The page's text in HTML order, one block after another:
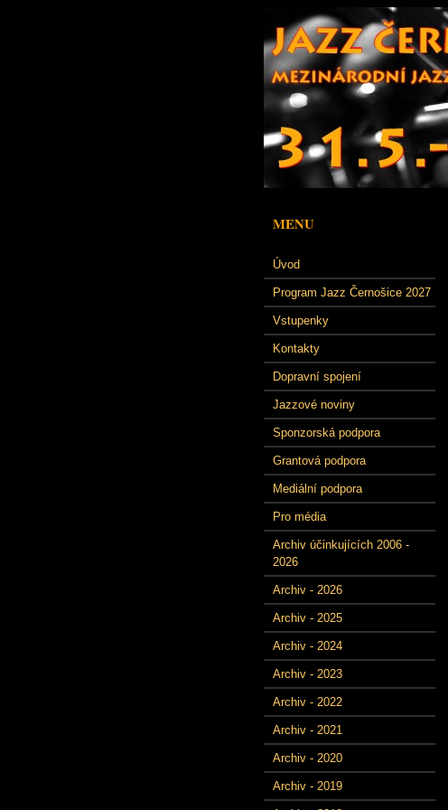
MENU
Úvod
Program Jazz Černošice 2027
Vstupenky
Kontakty
Dopravní spojení
Jazzové noviny
Sponzorská podpora
Grantová podpora
Mediální podpora
Pro média
Archiv účinkujících 2006 -
2026
Archiv - 2026
Archiv - 2025
Archiv - 2024
Archiv - 2023
Archiv - 2022
Archiv - 2021
Archiv - 2020
Archiv - 2019